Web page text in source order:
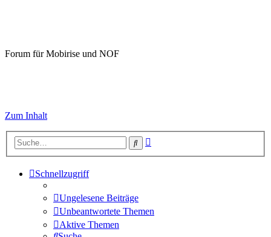
Forum für Mobirise und NOF
Zum Inhalt
Suche
Schnellzugriff
Ungelesene Beiträge
Unbeantwortete Themen
Aktive Themen